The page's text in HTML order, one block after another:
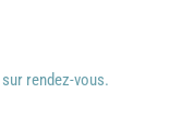
rendez-vous.